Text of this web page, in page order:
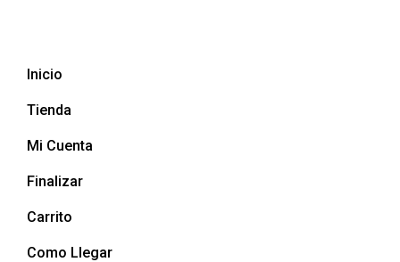
Inicio
Tienda
Mi Cuenta
Finalizar
Carrito
Como Llegar